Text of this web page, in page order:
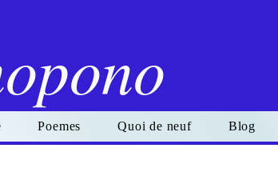
Poemes Quoi de neuf Blog